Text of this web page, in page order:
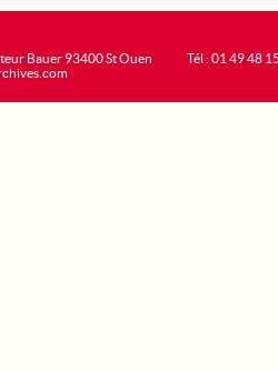
Bauer 93400 St Ouen
Tél : 01 49 48